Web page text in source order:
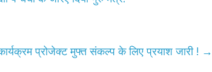
प्रोजेक्ट मुफ्त संकल्प के लिए प्रयाश जारी ! →